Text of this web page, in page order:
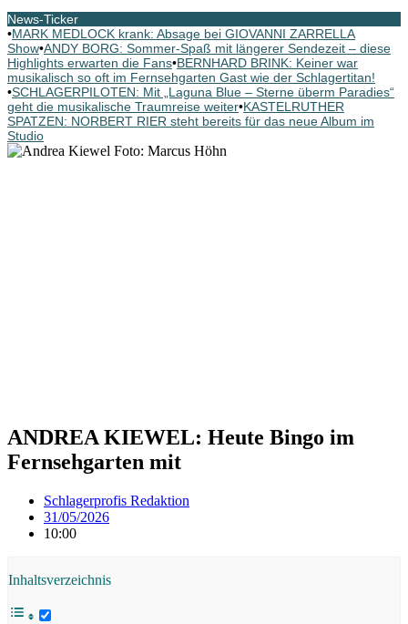
News-Ticker
•MARK MEDLOCK krank: Absage bei GIOVANNI ZARRELLA
Show•ANDY BORG: Sommer-Spaß mit längerer Sendezeit – diese
Highlights erwarten die Fans•BERNHARD BRINK: Keiner war
musikalisch so oft im Fernsehgarten Gast wie der Schlagertitan!
•SCHLAGERPILOTEN: Mit „Laguna Blue – Sterne überm Paradies“
geht die musikalische Traumreise weiter•KASTELRUTHER
SPATZEN: NORBERT RIER steht bereits für das neue Album im
Studio
ANDREA KIEWEL: Heute Bingo im
Fernsehgarten mit
Schlagerprofis Redaktion
31/05/2026
10:00
Inhaltsverzeichnis